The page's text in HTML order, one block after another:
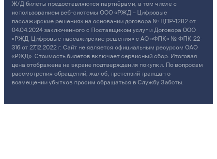
Ж/Д билеты предоставляются партнёрами, в том числе с
использованием веб-системы ООО «РЖД – Цифровые
пассажирские решения» на основании договора № ЦПР-1282 от
04.04.2024 заключенного с Поставщиком услуг и Договора ООО
«РЖД-Цифровые пассажирские решения» с АО «ФПК» № ФПК-22-
316 от 27.12.2022 г. Сайт не является официальным ресурсом ОАО
«РЖД». Стоимость билетов включает сервисный сбор. Итоговая
цена отображена на экране подтверждения покупки. По вопросам
рассмотрения обращений, жалоб, претензий граждан о
возмещении убытков просим обращаться в Службу Заботы.